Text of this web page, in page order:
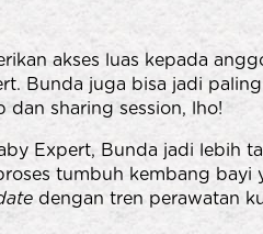
akses luas kepada
Bunda juga bisa jadi
dan sharing session, lho!
Expert, Bunda jadi lebih
tumbuh kembang
dengan tren perawatan